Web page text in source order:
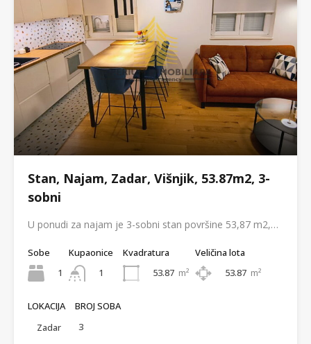
Stan, Najam, Zadar, Višnjik, 53.87m2, 3-
sobni
U ponudi za najam je 3-sobni stan površine 53,87 m2,…
Sobe
1
Kupaonice
1
Kvadratura
53.87 m²
Veličina lota
53.87 m²
LOKACIJA
Zadar
BROJ SOBA
3